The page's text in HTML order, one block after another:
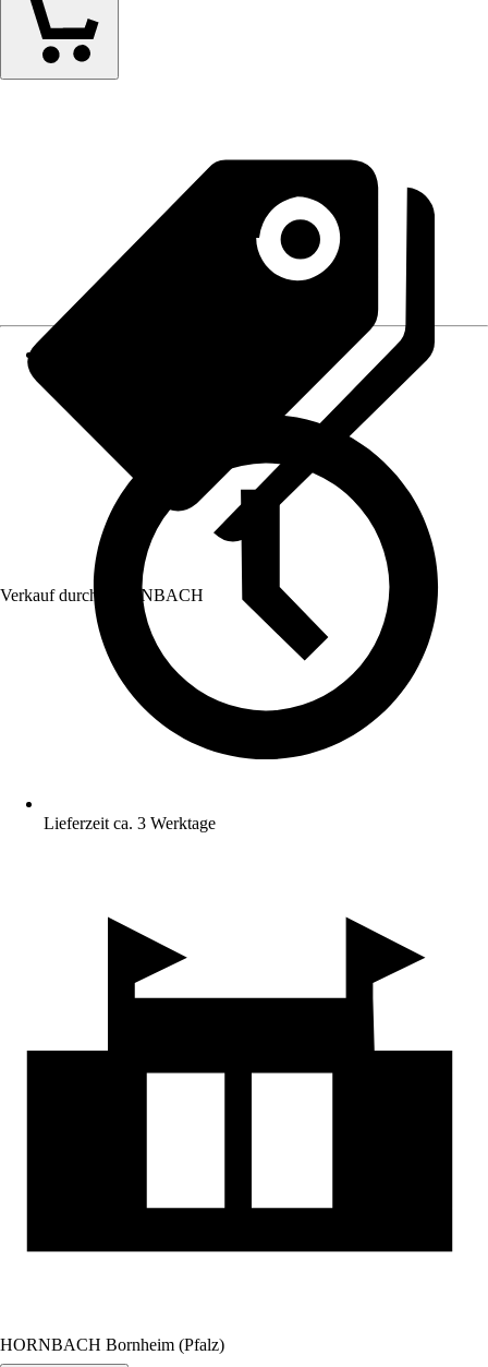
Verkauf durch: HORNBACH
Lieferzeit ca. 3 Werktage
HORNBACH Bornheim (Pfalz)